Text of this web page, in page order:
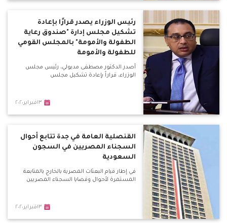
رئيس الوزراء يصدر قرارًا بإعادة
تشكيل مجلس إدارة "صندوق رعاية
الطفولة والأمومة" بالمجلس القومي
للطفولة والأمومة
أصدر الدكتور مصطفى مدبولي، رئيس مجلس
الوزراء، قراراً بإعادة تشكيل مجلس
١٣فبراير٢٠٢٠
القنصلية العامة في جدة تتابع أحوال
السجناء المصريين في السجون
السعودية
في إطار قيام البعثات المصرية بالخارج بالمتابعة
المستمرة لأحوال وقضايا السجناء المصريين
١٣فبراير٢٠٢٠